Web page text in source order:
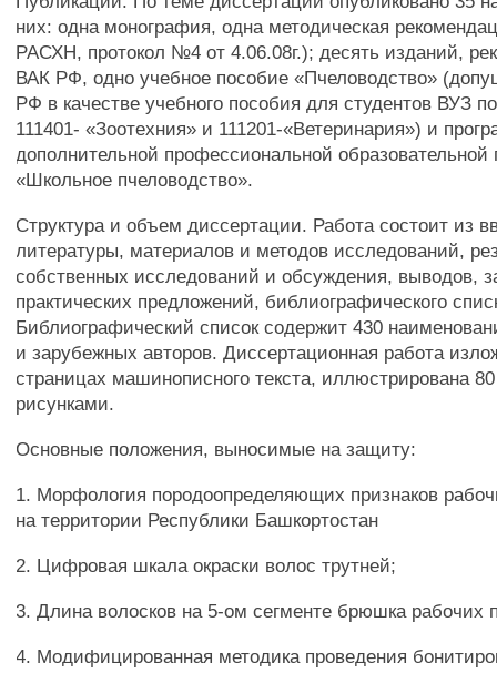
них: одна монография, одна методическая
РАСХН, протокол №4 от 4.06.08г.); десять изданий,
ВАК РФ, одно учебное пособие «Пчеловодство»
РФ в качестве учебного пособия для студентов ВУЗ
111401- «Зоотехния» и 111201-«Ветеринария») и
дополнительной профессиональной образовательной
«Школьное пчеловодство».
Структура и объем диссертации. Работа состоит из
литературы, материалов и методов исследований,
собственных исследований и обсуждения, выводов,
практических предложений, библиографического
Библиографический список содержит 430
и зарубежных авторов. Диссертационная работа
страницах машинописного текста, иллюстрирована
рисунками.
Основные положения, выносимые на защиту:
1. Морфология породоопределяющих признаков
на территории Республики Башкортостан
2. Цифровая шкала окраски волос трутней;
3. Длина волосков на 5-ом сегменте брюшка рабочих
4. Модифицированная методика проведения